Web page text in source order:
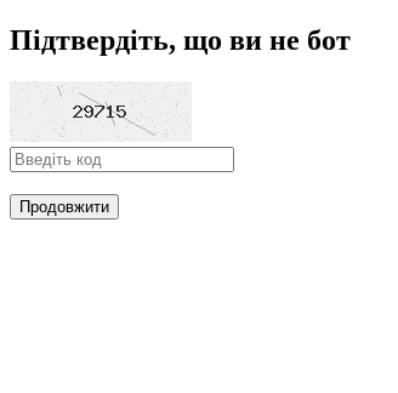
Підтвердіть, що ви не бот
Продовжити